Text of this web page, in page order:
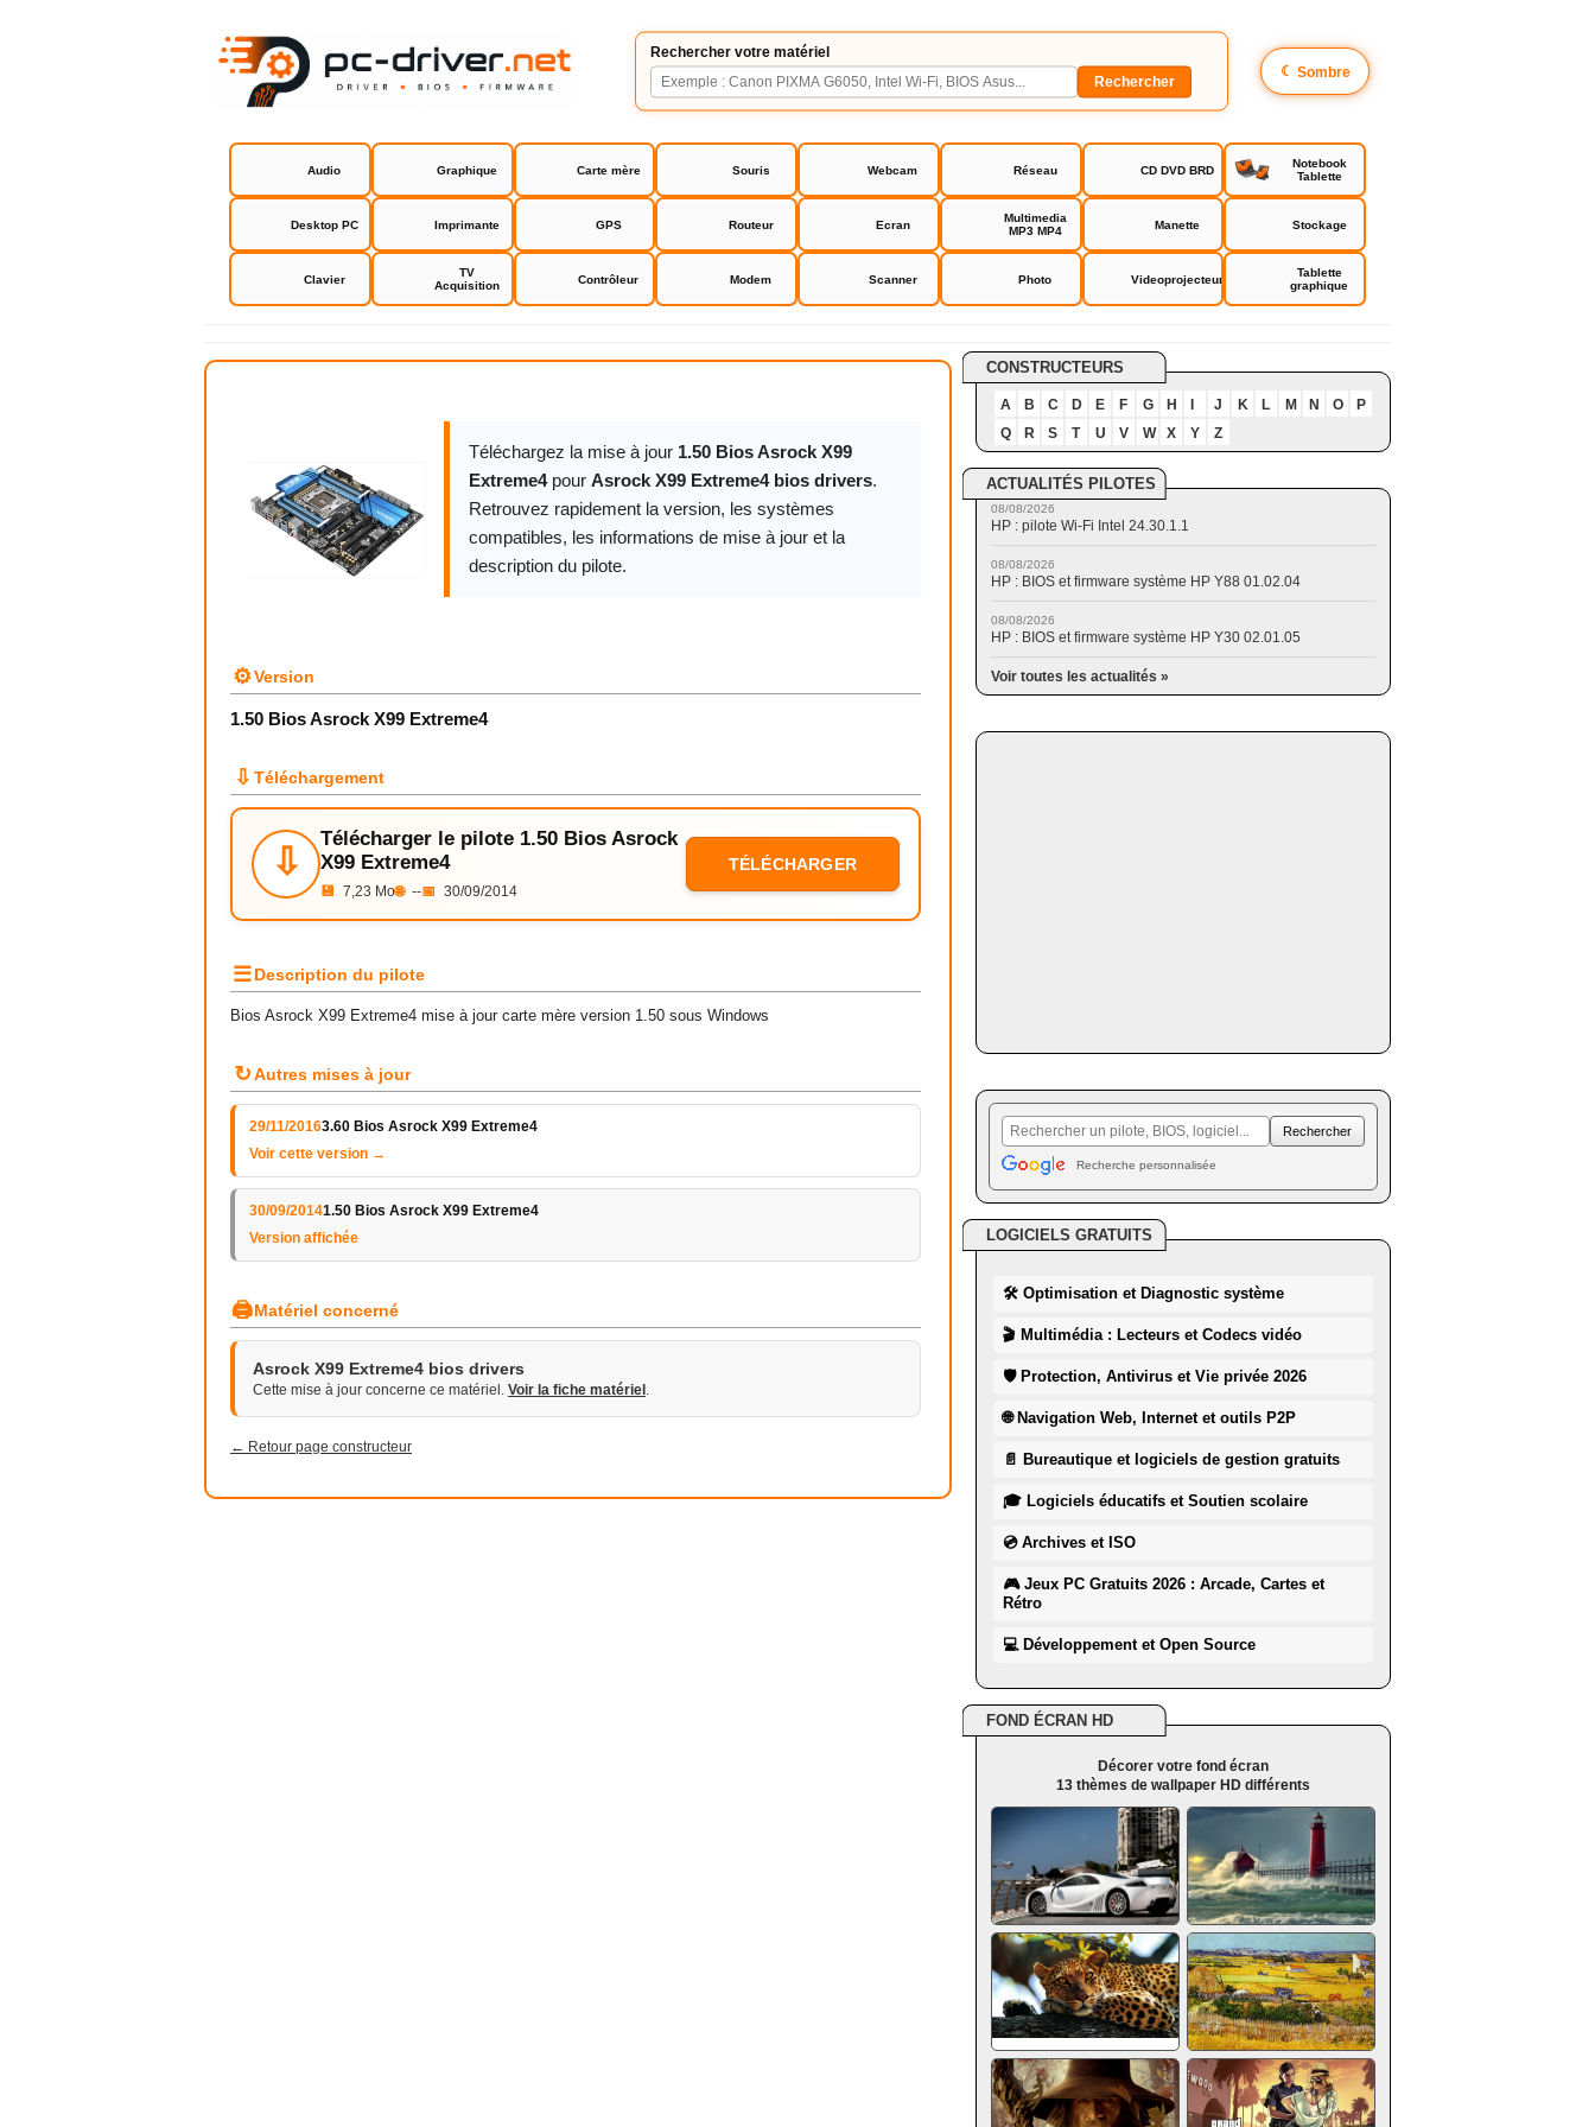
Rechercher votre matériel
☾ Sombre
Audio Graphique Carte mère Souris Webcam Réseau CD DVD BRD
Notebook
Tablette
Desktop PC Imprimante GPS Routeur Ecran
Multimedia
MP3 MP4
Manette Stockage
Clavier
TV
Acquisition
Contrôleur Modem Scanner Photo Videoprojecteur
Tablette
graphique
Asrock X99 Extreme4 bios drivers
Téléchargez la mise à jour 1.50 Bios Asrock X99
Extreme4pour Asrock X99 Extreme4 bios drivers.
Retrouvez rapidement la version, les systèmes
compatibles, les informations de mise à jour et la
description du pilote.
⚙Version
1.50 Bios Asrock X99 Extreme4
⇩ Téléchargement
⇩
Télécharger le pilote 1.50 Bios Asrock
X99 Extreme4
💾 7,23 Mo🌐 --📅 30/09/2014
TÉLÉCHARGER
☰Description du pilote
Bios Asrock X99 Extreme4 mise à jour carte mère version 1.50 sous Windows
↻Autres mises à jour
29/11/20163.60 Bios Asrock X99 Extreme4
Voir cette version →
30/09/20141.50 Bios Asrock X99 Extreme4
Version affichée
🖨Matériel concerné
Asrock X99 Extreme4 bios drivers
Cette mise à jour concerne ce matériel. Voir la fiche matériel .
← Retour page constructeur
CONSTRUCTEURS
A B C D E F G H J K L M N O
P
Q
R S T U V W X Y Z
ACTUALITÉS PILOTES
08/08/2026
HP : pilote Wi-Fi Intel 24.30.1.1
08/08/2026
HP : BIOS et firmware système HP Y88 01.02.04
08/08/2026
HP : BIOS et firmware système HP Y30 02.01.05
Voir toutes les actualités »
Recherche personnalisée
LOGICIELS GRATUITS
🛠 Optimisation et Diagnostic système
🎬 Multimédia : Lecteurs et Codecs vidéo
🛡 Protection, Antivirus et Vie privée 2026
🌐 Navigation Web, Internet et outils P2P
📄 Bureautique et logiciels de gestion gratuits
🎓 Logiciels éducatifs et Soutien scolaire
💿 Archives et ISO
🎮 Jeux PC Gratuits 2026 : Arcade, Cartes et
Rétro
💻 Développement et Open Source
FOND ÉCRAN HD
Décorer votre fond écran
13 thèmes de wallpaper HD différents